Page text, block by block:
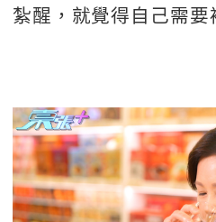
紮醒，就覺得自己需要